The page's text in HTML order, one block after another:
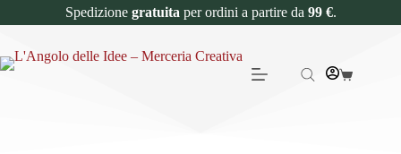
Spedizione gratuita per ordini a partire da 99 €.